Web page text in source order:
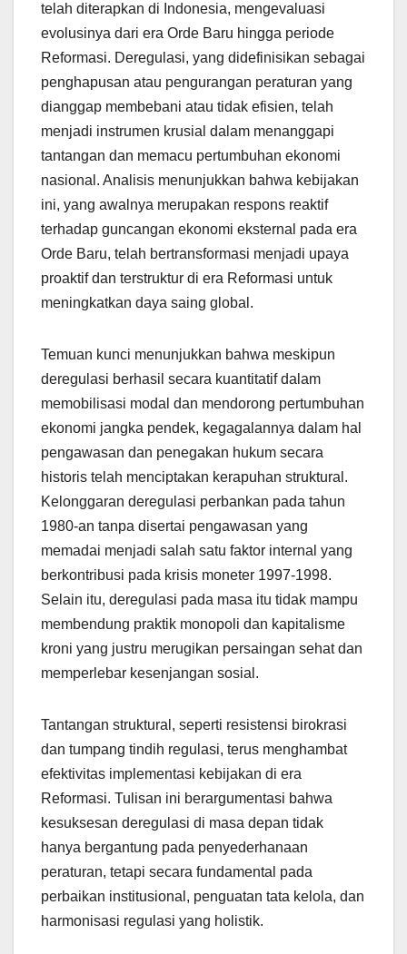
telah diterapkan di Indonesia, mengevaluasi
evolusinya dari era Orde Baru hingga periode
Reformasi. Deregulasi, yang didefinisikan sebagai
penghapusan atau pengurangan peraturan yang
dianggap membebani atau tidak efisien, telah
menjadi instrumen krusial dalam menanggapi
tantangan dan memacu pertumbuhan ekonomi
nasional. Analisis menunjukkan bahwa kebijakan
ini, yang awalnya merupakan respons reaktif
terhadap guncangan ekonomi eksternal pada era
Orde Baru, telah bertransformasi menjadi upaya
proaktif dan terstruktur di era Reformasi untuk
meningkatkan daya saing global.
Temuan kunci menunjukkan bahwa meskipun
deregulasi berhasil secara kuantitatif dalam
memobilisasi modal dan mendorong pertumbuhan
ekonomi jangka pendek, kegagalannya dalam hal
pengawasan dan penegakan hukum secara
historis telah menciptakan kerapuhan struktural.
Kelonggaran deregulasi perbankan pada tahun
1980-an tanpa disertai pengawasan yang
memadai menjadi salah satu faktor internal yang
berkontribusi pada krisis moneter 1997-1998.
Selain itu, deregulasi pada masa itu tidak mampu
membendung praktik monopoli dan kapitalisme
kroni yang justru merugikan persaingan sehat dan
memperlebar kesenjangan sosial.
Tantangan struktural, seperti resistensi birokrasi
dan tumpang tindih regulasi, terus menghambat
efektivitas implementasi kebijakan di era
Reformasi. Tulisan ini berargumentasi bahwa
kesuksesan deregulasi di masa depan tidak
hanya bergantung pada penyederhanaan
peraturan, tetapi secara fundamental pada
perbaikan institusional, penguatan tata kelola, dan
harmonisasi regulasi yang holistik.